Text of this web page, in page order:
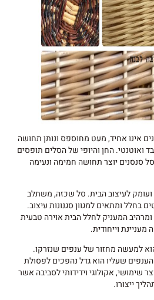
אינו אחיד, מעט מחוספס ונותן תחושה
ואוטנטי. החן והיופי של הסלים תופסים
סנסנים יוצר תחושה חמימה ונעימה
ועומק לעיצוב הבית. סל שכזה, משתלב
בחלל ומתאים למגוון סגנונות עיצוב.
המעניק לחלל הבית אוירה טבעית
וייחודית.
למעשה מחזור של ענפים שנזרקו.
שעליו הוא גדל נהפכים לפסולת
שימושי, אקולוגי וידידותי לסביבה אשר
ייצורו.